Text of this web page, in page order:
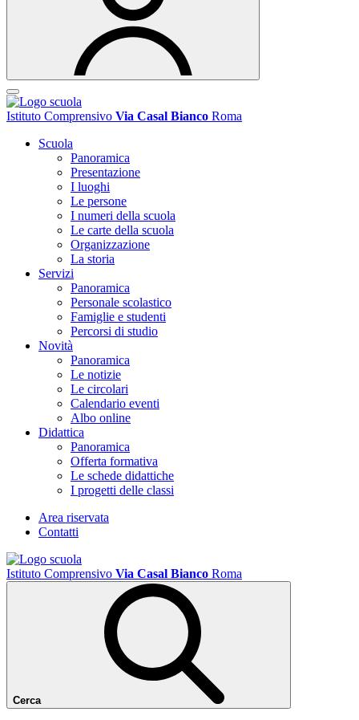
Istituto Comprensivo Via Casal Bianco Roma
Scuola
Panoramica
Presentazione
I luoghi
Le persone
I numeri della scuola
Le carte della scuola
Organizzazione
La storia
Servizi
Panoramica
Personale scolastico
Famiglie e studenti
Percorsi di studio
Novità
Panoramica
Le notizie
Le circolari
Calendario eventi
Albo online
Didattica
Panoramica
Offerta formativa
Le schede didattiche
I progetti delle classi
Area riservata
Contatti
Istituto Comprensivo Via Casal Bianco Roma
Cerca